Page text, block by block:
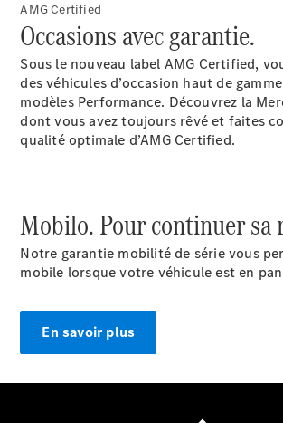
vous à
l'atelier
À notre sujet
AMG Certified
Occasions avec garantie.
Sous le nouveau label AMG Certified,
des véhicules d’occasion haut de
modèles Performance. Découvrez la
dont vous avez toujours rêvé et faites
qualité optimale d’AMG Certified.
Mobilo. Pour continuer sa
Notre garantie mobilité de série vous
mobile lorsque votre véhicule est en
En savoir plus